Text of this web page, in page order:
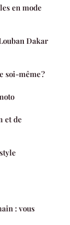
en mode
Dakar
soi-même ?
et de